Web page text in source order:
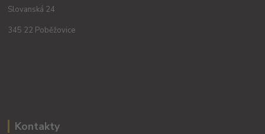
Slovanská 24
345 22 Poběžovice
Kontakty